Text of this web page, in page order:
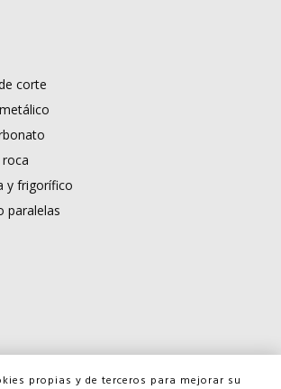
corte
y frigorífico
paralelas
© Copyright - FERROSUR2026
propias y de terceros para mejorar su